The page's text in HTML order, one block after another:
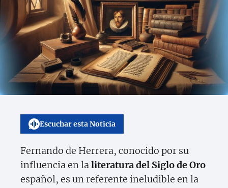
Escuchar esta Noticia
Fernando de Herrera, conocido por su
influencia en laliteratura del Siglo de Oro
español, es un referente ineludible en la